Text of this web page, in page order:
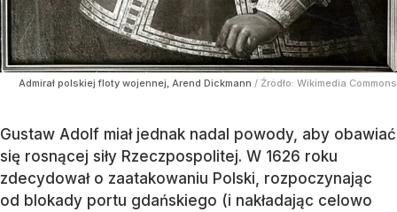
Admirał polskiej floty wojennej, Arend Dickmann / Źródło: Wikimedia Commons
Gustaw Adolf miał jednak nadal powody, aby obawiać
się rosnącej siły Rzeczpospolitej. W 1626 roku
zdecydował o zaatakowaniu Polski, rozpoczynając
od blokady portu gdańskiego (i nakładając celowo